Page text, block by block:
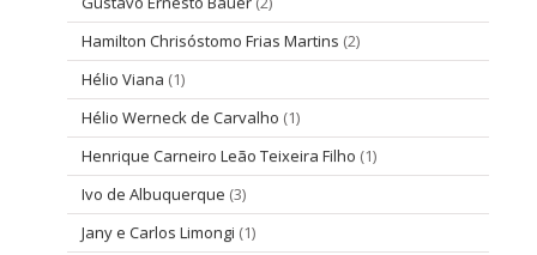
Hamilton Chrisóstomo Frias Martins (2)
Hélio Viana (1)
Hélio Werneck de Carvalho (1)
Henrique Carneiro Leão Teixeira Filho (1)
Ivo de Albuquerque (3)
Jany e Carlos Limongi (1)